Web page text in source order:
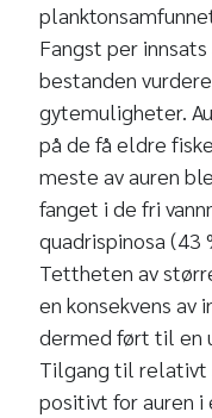
Fangst per
bestanden
gytemuligheter.
på de få eldre
meste av auren
fanget i de fri
quadrispinosa (43
Tettheten av
en konsekvens av
dermed ført til en
Tilgang til relativt
positivt for auren i